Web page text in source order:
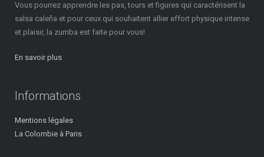
Vous pourrez apprendre les pas, tours et figures qui caractérisent la
salsa caleña et pour ceux qui souhaitent allier effort physique intense
et plaisir, la zumba est faite pour vous!
En savoir plus
Informations
Mentions légales
La Colombie à Paris